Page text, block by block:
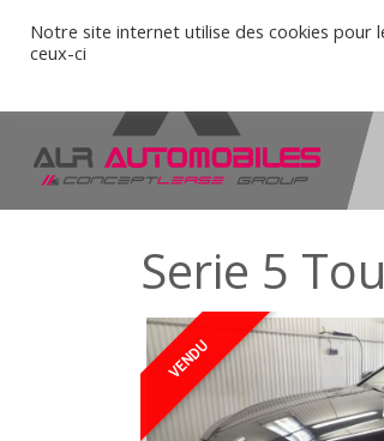
Serie 5
VENDU
Notre site internet utilise des cookies pour
ceux-ci